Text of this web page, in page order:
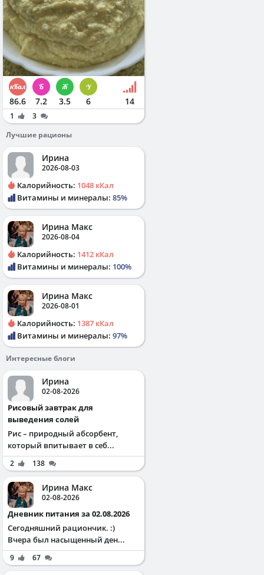
86.6 7.2 3.5 6 14
1
3
Лучшие рационы
Ирина
2026-08-03
Калорийность: 1048 кКал
Витамины и минералы: 85%
Ирина Макс
2026-08-04
Калорийность: 1412 кКал
Витамины и минералы: 100%
Ирина Макс
2026-08-01
Калорийность: 1387 кКал
Витамины и минералы: 97%
Интересные блоги
Ирина
02-08-2026
Рисовый завтрак для
выведения солей
Рис – природный абсорбент,
который впитывает в себ...
2 138
Ирина Макс
02-08-2026
Дневник питания за 02.08.2026
Сегодняшний рациончик. :)
Вчера был насыщенный ден...
9 67